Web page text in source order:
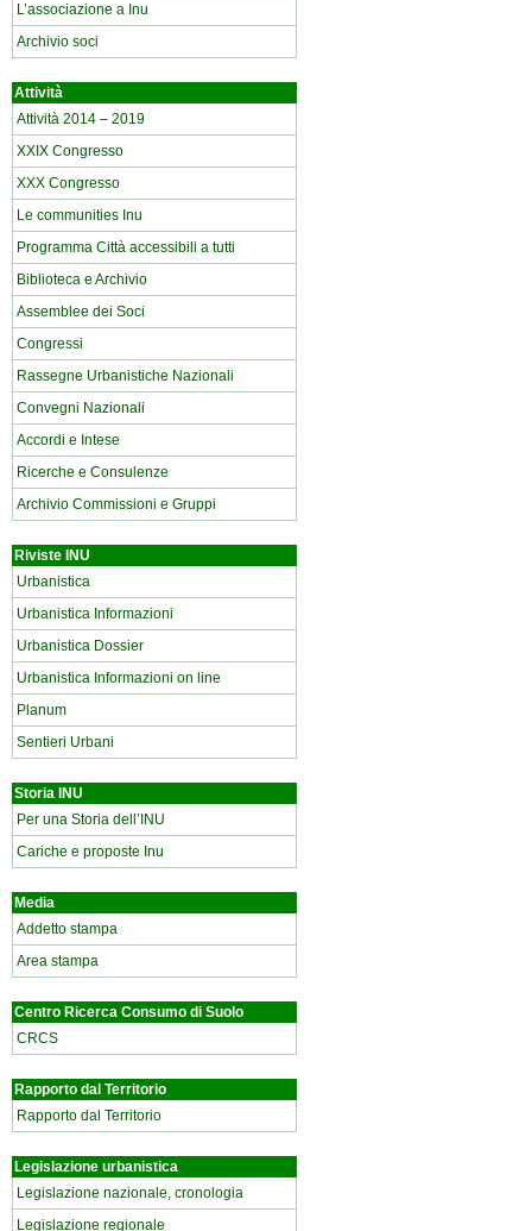
L’associazione a Inu
Archivio soci
Attività
Attività 2014 – 2019
XXIX Congresso
XXX Congresso
Le communities Inu
Programma Città accessibili a tutti
Biblioteca e Archivio
Assemblee dei Soci
Congressi
Rassegne Urbanistiche Nazionali
Convegni Nazionali
Accordi e Intese
Ricerche e Consulenze
Archivio Commissioni e Gruppi
Riviste INU
Urbanistica
Urbanistica Informazioni
Urbanistica Dossier
Urbanistica Informazioni on line
Planum
Sentieri Urbani
Storia INU
Per una Storia dell’INU
Cariche e proposte Inu
Media
Addetto stampa
Area stampa
Centro Ricerca Consumo di Suolo
CRCS
Rapporto dal Territorio
Rapporto dal Territorio
Legislazione urbanistica
Legislazione nazionale, cronologia
Legislazione regionale